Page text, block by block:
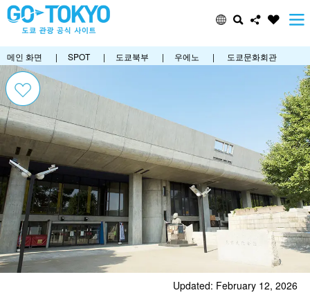
메인 화면 | SPOT | 도쿄북부 | 우에노 | 도쿄문화회관
Updated: February 12, 2026